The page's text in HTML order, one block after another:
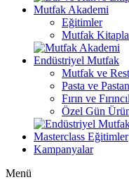
Mutfak Akademi
Eğitimler
Mutfak
Endüstriyel Mutfak
Mutfak ve
Pasta ve
Fırın ve
Özel Gün
Masterclass Eğitimler
Kampanyalar
Menü